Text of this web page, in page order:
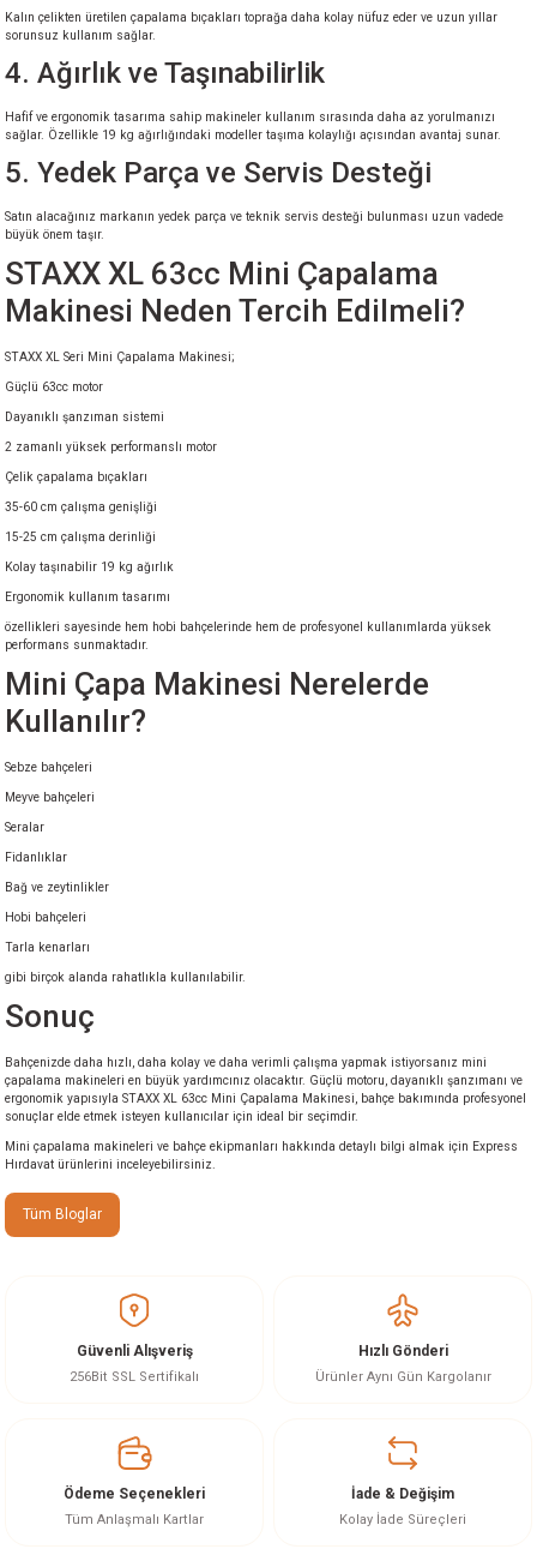
Üfleme Makinesi
Kalın çelikten üretilen çapalama bıçakları toprağa daha kolay nüfuz eder ve uzun yıllar
sorunsuz kullanım sağlar.
4. Ağırlık ve Taşınabilirlik
Hafif ve ergonomik tasarıma sahip makineler kullanım sırasında daha az yorulmanızı
sağlar. Özellikle 19 kg ağırlığındaki modeller taşıma kolaylığı açısından avantaj sunar.
5. Yedek Parça ve Servis Desteği
Satın alacağınız markanın yedek parça ve teknik servis desteği bulunması uzun vadede
büyük önem taşır.
STAXX XL 63cc Mini Çapalama
Makinesi Neden Tercih Edilmeli?
STAXX XL Seri Mini Çapalama Makinesi;
Güçlü 63cc motor
Dayanıklı şanzıman sistemi
2 zamanlı yüksek performanslı motor
Çelik çapalama bıçakları
35-60 cm çalışma genişliği
15-25 cm çalışma derinliği
Kolay taşınabilir 19 kg ağırlık
Ergonomik kullanım tasarımı
özellikleri sayesinde hem hobi bahçelerinde hem de profesyonel kullanımlarda yüksek
performans sunmaktadır.
Mini Çapa Makinesi Nerelerde
Kullanılır?
Sebze bahçeleri
Meyve bahçeleri
Seralar
Fidanlıklar
Bağ ve zeytinlikler
Hobi bahçeleri
Tarla kenarları
gibi birçok alanda rahatlıkla kullanılabilir.
Sonuç
Bahçenizde daha hızlı, daha kolay ve daha verimli çalışma yapmak istiyorsanız mini
çapalama makineleri en büyük yardımcınız olacaktır. Güçlü motoru, dayanıklı şanzımanı ve
ergonomik yapısıyla STAXX XL 63cc Mini Çapalama Makinesi, bahçe bakımında profesyonel
sonuçlar elde etmek isteyen kullanıcılar için ideal bir seçimdir.
Mini çapalama makineleri ve bahçe ekipmanları hakkında detaylı bilgi almak için Express
Hırdavat ürünlerini inceleyebilirsiniz.
Tüm Bloglar
Güvenli Alışveriş
256Bit SSL Sertifikalı
Hızlı Gönderi
Ürünler Aynı Gün Kargolanır
Ödeme Seçenekleri
Tüm Anlaşmalı Kartlar
İade & Değişim
Kolay İade Süreçleri